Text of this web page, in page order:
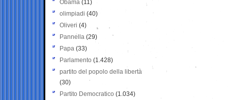
Obama (11)
olimpiadi (40)
Oliveri (4)
Pannella (29)
Papa (33)
Parlamento (1.428)
partito del popolo della libertà
(30)
Partito Democratico (1.034)